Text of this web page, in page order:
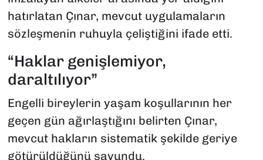
hatırlatan Çınar, mevcut uygulamaların
sözleşmenin ruhuyla çeliştiğini ifade etti.
“Haklar genişlemiyor,
daraltılıyor”
Engelli bireylerin yaşam koşullarının her
geçen gün ağırlaştığını belirten Çınar,
mevcut hakların sistematik şekilde geriye
götürüldüğünü savundu.